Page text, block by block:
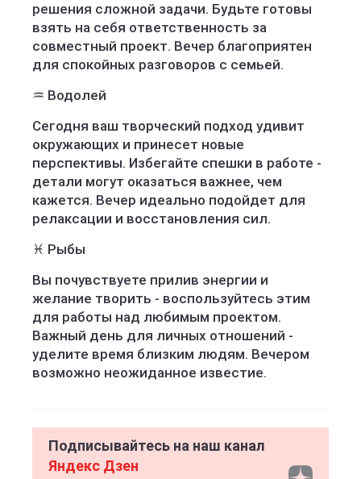
решения сложной задачи. Будьте готовы
взять на себя ответственность за
совместный проект. Вечер благоприятен
для спокойных разговоров с семьей.
♒️ Водолей
Сегодня ваш творческий подход удивит
окружающих и принесет новые
перспективы. Избегайте спешки в работе -
детали могут оказаться важнее, чем
кажется. Вечер идеально подойдет для
релаксации и восстановления сил.
♓️ Рыбы
Вы почувствуете прилив энергии и
желание творить - воспользуйтесь этим
для работы над любимым проектом.
Важный день для личных отношений -
уделите время близким людям. Вечером
возможно неожиданное известие.
Подписывайтесь на наш канал
Яндекс Дзен